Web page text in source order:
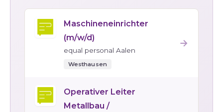
Maschineneinrichter
(m/w/d)
equal personal Aalen
Westhausen
→
Operativer Leiter
Metallbau /